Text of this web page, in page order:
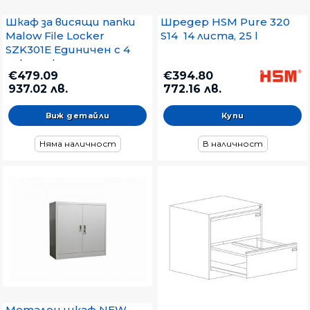
Шкаф за висящи папки
Malow File Locker
SZK301E Единичен с 4
чекмеджета,
41.5x63x128.5 cm, Сив
€479.09
937.02 лв.
Виж детайли
Няма наличност
Шредер HSM Pure 320
S14 14 листа, 25 l
€394.80
772.16 лв.
В наличност